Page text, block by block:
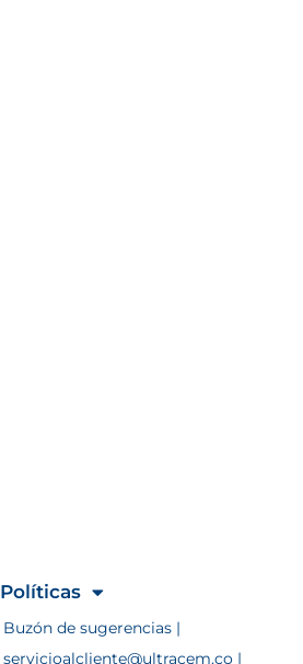
Políticas
Buzón de sugerencias |
servicioalcliente@ultracem.co |